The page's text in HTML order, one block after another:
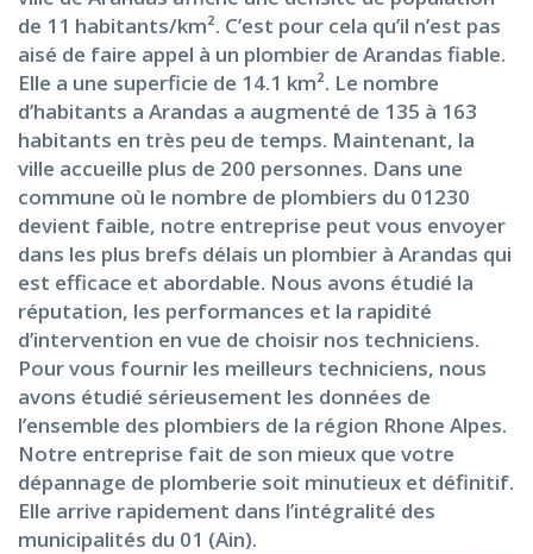
de 11 habitants/km². C’est pour cela qu’il n’est pas
aisé de faire appel à un plombier de Arandas fiable.
Elle a une superficie de 14.1 km². Le nombre
d’habitants a Arandas a augmenté de 135 à 163
habitants en très peu de temps. Maintenant, la
ville accueille plus de 200 personnes. Dans une
commune où le nombre de plombiers du 01230
devient faible, notre entreprise peut vous envoyer
dans les plus brefs délais un plombier à Arandas qui
est efficace et abordable. Nous avons étudié la
réputation, les performances et la rapidité
d’intervention en vue de choisir nos techniciens.
Pour vous fournir les meilleurs techniciens, nous
avons étudié sérieusement les données de
l’ensemble des plombiers de la région Rhone Alpes.
Notre entreprise fait de son mieux que votre
dépannage de plomberie soit minutieux et définitif.
Elle arrive rapidement dans l’intégralité des
municipalités du 01 (Ain).